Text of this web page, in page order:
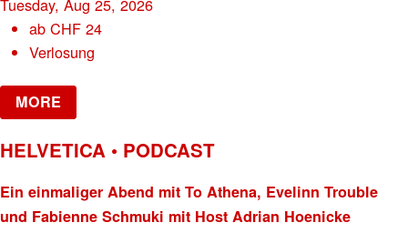
Tuesday, Aug 25, 2026
abCHF 24
Verlosung
MORE
HELVETICA • PODCAST
Ein einmaliger Abend mit To Athena, Evelinn Trouble
und Fabienne Schmuki mit Host Adrian Hoenicke